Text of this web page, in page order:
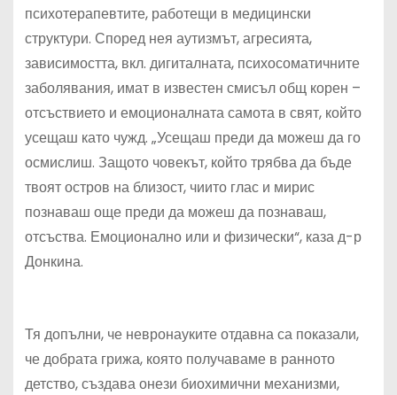
психотерапевтите, работещи в медицински
структури. Според нея аутизмът, агресията,
зависимостта, вкл. дигиталната, психосоматичните
заболявания, имат в известен смисъл общ корен –
отсъствието и емоционалната самота в свят, който
усещаш като чужд. „Усещаш преди да можеш да го
осмислиш. Защото човекът, който трябва да бъде
твоят остров на близост, чиито глас и мирис
познаваш още преди да можеш да познаваш,
отсъства. Емоционално или и физически“, каза д-р
Донкина.
Тя допълни, че невронауките отдавна са показали,
че добрата грижа, която получаваме в ранното
детство, създава онези биохимични механизми,